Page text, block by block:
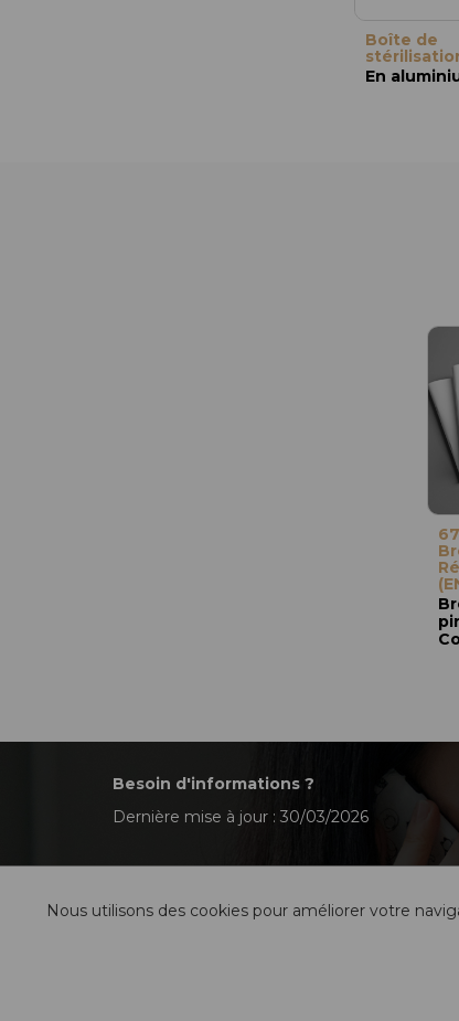
Boîte de
En
Besoin d'informations ?
Dernière mise à jour : 30/03/2026
Nous utilisons des cookies pour améliorer votre